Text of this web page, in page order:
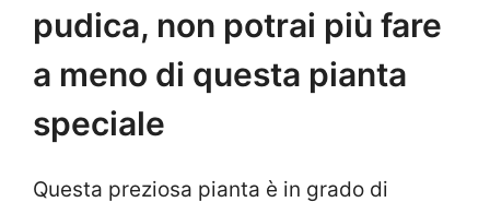
pudica, non potrai più fare
a meno di questa pianta
speciale
Questa preziosa pianta è in grado di